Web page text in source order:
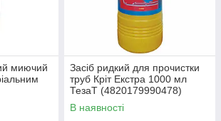
миючий
Засіб ридкий для прочистки
труб Кріт Екстра 1000 мл
ТезаТ (4820179990478)
В наявності